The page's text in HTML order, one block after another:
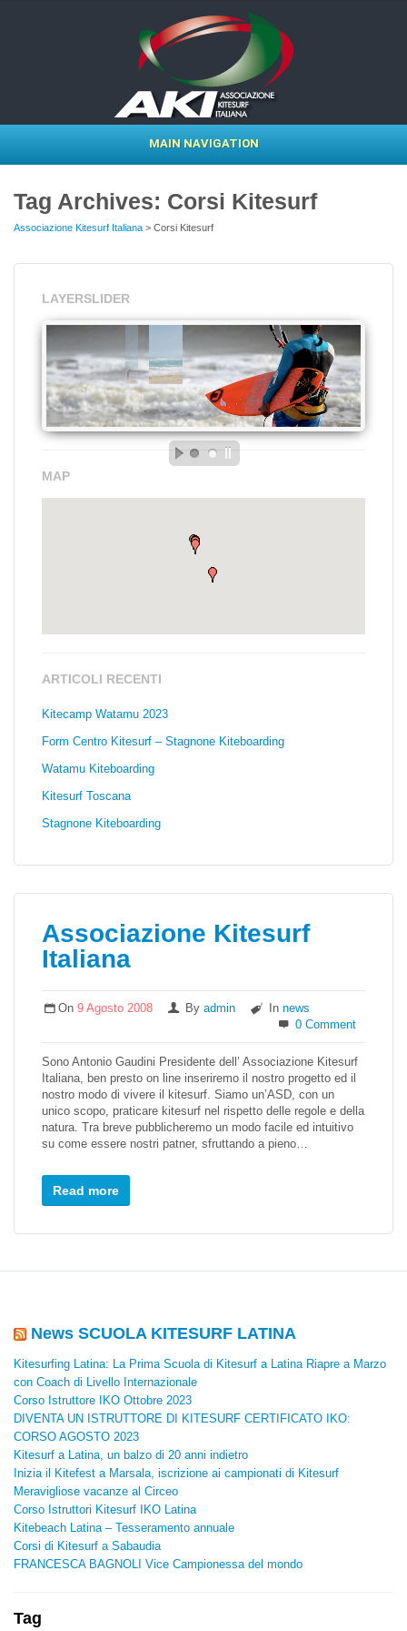
MAIN NAVIGATION
Tag Archives: Corsi Kitesurf
Associazione Kitesurf Italiana > Corsi Kitesurf
LAYERSLIDER
MAP
ARTICOLI RECENTI
Kitecamp Watamu 2023
Form Centro Kitesurf – Stagnone Kiteboarding
Watamu Kiteboarding
Kitesurf Toscana
Stagnone Kiteboarding
Associazione Kitesurf
Italiana
On9 Agosto 2008 Byadmin In news
0 Comment
Sono Antonio Gaudini Presidente dell’ Associazione Kitesurf
Italiana, ben presto on line inseriremo il nostro progetto ed il
nostro modo di vivere il kitesurf. Siamo un’ASD, con un
unico scopo, praticare kitesurf nel rispetto delle regole e della
natura. Tra breve pubblicheremo un modo facile ed intuitivo
su come essere nostri patner, sfruttando a pieno…
Read more
News SCUOLA KITESURF LATINA
Kitesurfing Latina: La Prima Scuola di Kitesurf a Latina Riapre a Marzo
con Coach di Livello Internazionale
Corso Istruttore IKO Ottobre 2023
DIVENTA UN ISTRUTTORE DI KITESURF CERTIFICATO IKO:
CORSO AGOSTO 2023
Kitesurf a Latina, un balzo di 20 anni indietro
Inizia il Kitefest a Marsala, iscrizione ai campionati di Kitesurf
Meravigliose vacanze al Circeo
Corso Istruttori Kitesurf IKO Latina
Kitebeach Latina – Tesseramento annuale
Corsi di Kitesurf a Sabaudia
FRANCESCA BAGNOLI Vice Campionessa del mondo
Tag